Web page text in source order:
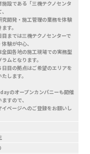
施設である「三機テクノセンタ
究開発・施工管理の業務を体験
す。
目までは三機テクノセンターで
験が中心、
全国各地の施工現場での実務型
ムとなります。
日目の拠点はご希望のエリアを
します。
のオープンカンパニーも開催
すので、
イページへのご登録をお願いし